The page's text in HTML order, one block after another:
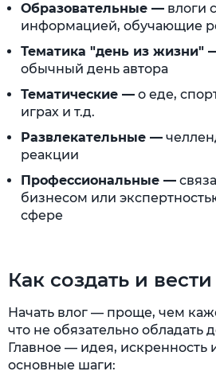
Образовательные — влоги
информацией, обучающие
Тематика "день из жизни"
обычный день автора
Тематические — о еде,
играх и т.д.
Развлекательные —
реакции
Профессиональные —
бизнесом или
сфере
Как создать и
Начать влог — проще, чем
что не обязательно обладать
Главное — идея, искренность
основные шаги: